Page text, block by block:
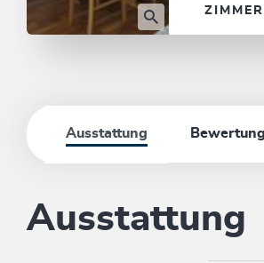
Ausstattung
Ausstattung